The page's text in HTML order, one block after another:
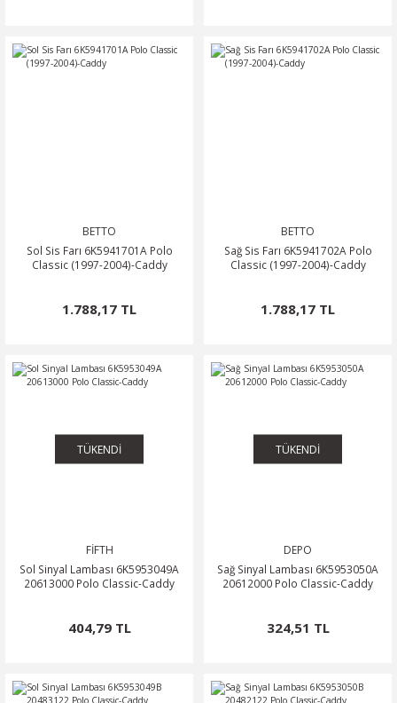
BETTO
Sol Sis Farı 6K5941701A Polo
Classic (1997-2004)-Caddy
1.788,17 TL
BETTO
Sağ Sis Farı 6K5941702A Polo
Classic (1997-2004)-Caddy
1.788,17 TL
TÜKENDİ
FİFTH
Sol Sinyal Lambası 6K5953049A
20613000 Polo Classic-Caddy
404,79 TL
TÜKENDİ
DEPO
Sağ Sinyal Lambası 6K5953050A
20612000 Polo Classic-Caddy
324,51 TL